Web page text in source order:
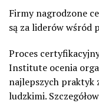
Firmy nagrodzone
są za liderów wśród
Proces
Institute ocenia
najlepszych praktyk
ludzkimi.